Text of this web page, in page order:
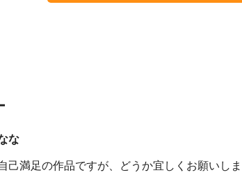
な
己満足の作品ですが、どうか宜しくお願いし